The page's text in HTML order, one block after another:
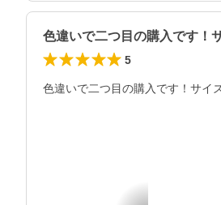
色違いで二つ目の購入です！
5
色違いで二つ目の購入です！サイ